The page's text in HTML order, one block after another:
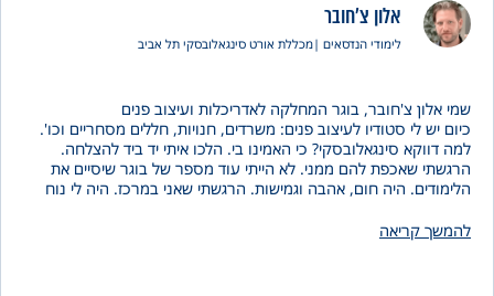
אלון צ'חובר
לימודי הנדסאים | מכללת אורט סינגאלובסקי תל אביב
צ'חובר, בוגר המחלקה לאדריכלות ועיצוב פנים
לי סטודיו לעיצוב פנים: משרדים, חנויות, חללים מסחריים וכו'.
סינגאלובסקי? כי האמינו בי. הלכו איתי יד ביד להצלחה.
שאכפת להם ממני. לא הייתי עוד מספר של בוגר שיסיים את
היה חום, אהבה וגמישות. הרגשתי שאני במרכז. היה לי נוח
במכללה זה בעיקר הצוות והאכפתיות. היו בכיתה אנשים מכל
ומכל הגוונים. המכללה משקיעה בכולם כולל באלו שהתקשו.
קריאה